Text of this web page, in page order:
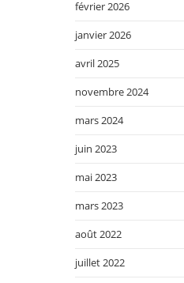
février 2026
janvier 2026
avril 2025
novembre 2024
mars 2024
juin 2023
mai 2023
mars 2023
août 2022
juillet 2022